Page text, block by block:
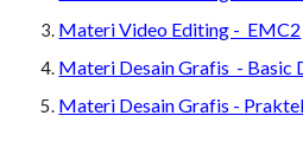
Materi Video Editing - EMC2
Materi Desain Grafis - Basic
Materi Desain Grafis -